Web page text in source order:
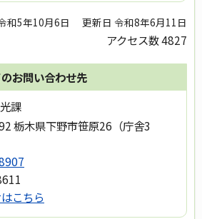
和5年10月6日 更新日 令和8年6月11日
アクセス数4827
お問い合わせ先
課
栃木県下野市笹原26（庁舎3
こちら